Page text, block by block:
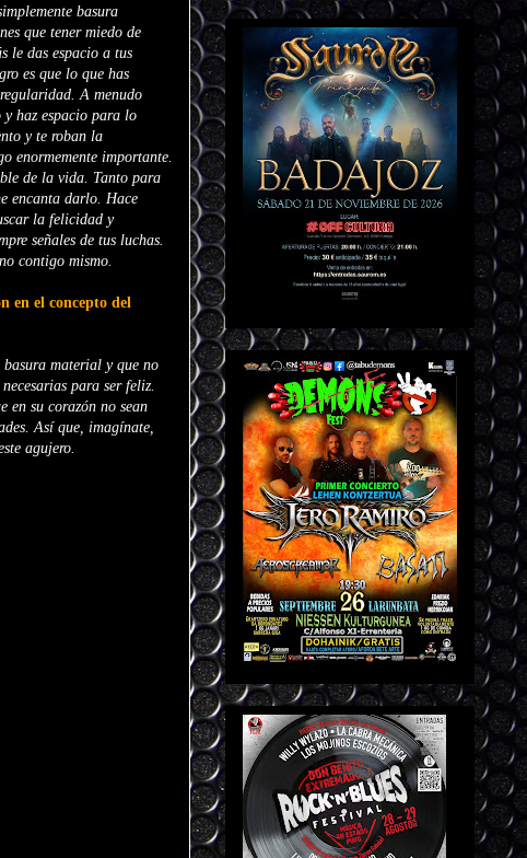
basura
que tener miedo de
le das espacio a tus
es que lo que has
A menudo
haz espacio para lo
y te roban la
enormemente importante.
de la vida. Tanto para
encanta darlo. Hace
la felicidad y
señales de tus luchas.
contigo mismo.
en el concepto del
material y que no
para ser feliz.
en su corazón no sean
Así que, imagínate,
agujero.